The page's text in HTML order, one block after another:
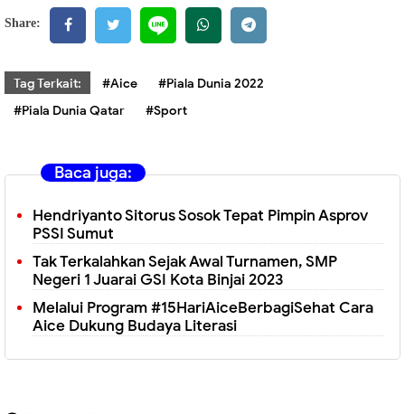
Share:
Tag Terkait: #Aice
#Piala Dunia 2022
#Piala Dunia Qatar
#Sport
Baca juga:
Hendriyanto Sitorus Sosok Tepat Pimpin Asprov
PSSI Sumut
Tak Terkalahkan Sejak Awal Turnamen, SMP
Negeri 1 Juarai GSI Kota Binjai 2023
Melalui Program #15HariAiceBerbagiSehat Cara
Aice Dukung Budaya Literasi